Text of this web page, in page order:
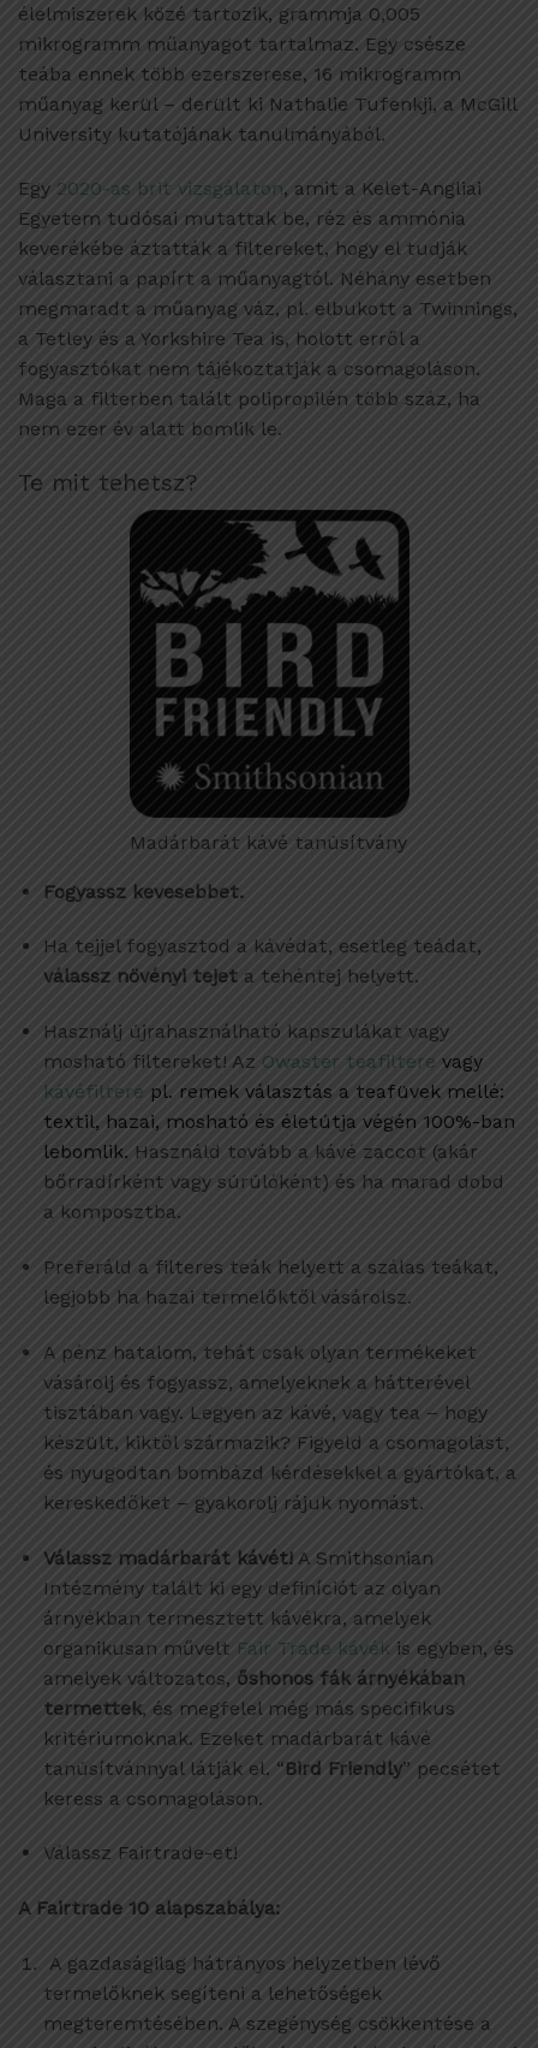
élelmiszerek közé tartozik, grammja 0,005
mikrogramm műanyagot tartalmaz. Egy csésze
teába ennek több ezerszerese, 16 mikrogramm
műanyag kerül – derült ki Nathalie Tufenkji, a McGill
University kutatójának tanulmányából.
Egy 2020-as brit vizsgálaton, amit a Kelet-Angliai
Egyetem tudósai mutattak be, réz és ammónia
keverékébe áztatták a filtereket, hogy el tudják
választani a papírt a műanyagtól. Néhány esetben
megmaradt a műanyag váz, pl. elbukott a Twinnings,
a Tetley és a Yorkshire Tea is, holott erről a
fogyasztókat nem tájékoztatják a csomagoláson.
Maga a filterben talált polipropilén több száz, ha
nem ezer év alatt bomlik le.
Te mit tehetsz?
Madárbarát kávé tanúsítvány
Fogyassz kevesebbet.
Ha tejjel fogyasztod a kávédat, esetleg teádat,
válassz növényi tejeta tehéntej helyett.
Használj újrahasználható kapszulákat vagy
mosható filtereket! Az Owaster teafiltere vagy
kávéfiltere pl. remek választás a teafüvek mellé:
textil, hazai, mosható és életútja végén 100%-ban
lebomlik. Használd tovább a kávé zaccot (akár
bőrradírként vagy súrúlóként) és ha marad dobd
a komposztba.
Preferáld a filteres teák helyett a szálas teákat,
legjobb ha hazai termelőktől vásárolsz.
A pénz hatalom, tehát csak olyan termékeket
vásárolj és fogyassz, amelyeknek a hátterével
tisztában vagy. Legyen az kávé, vagy tea – hogy
készült, kiktől származik? Figyeld a csomagolást,
és nyugodtan bombázd kérdésekkel a gyártókat, a
kereskedőket – gyakorolj rájuk nyomást.
Válassz madárbarát kávét!A Smithsonian
Intézmény talált ki egy definíciót az olyan
árnyékban termesztett kávékra, amelyek
organikusan művelt Fair Trade kávék is egyben, és
amelyek változatos, őshonos fák árnyékában
termettek, és megfelel még más specifikus
kritériumoknak. Ezeket madárbarát kávé
tanúsítvánnyal látják el. “Bird Friendly” pecsétet
keress a csomagoláson.
Válassz Fairtrade-et!
A Fairtrade 10 alapszabálya:
A gazdaságilag hátrányos helyzetben lévő
termelőknek segíteni a lehetőségek
megteremtésében. A szegénység csökkentése a